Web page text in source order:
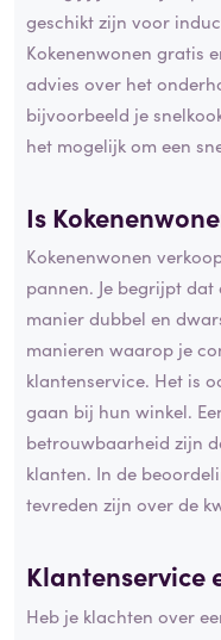
geschikt zijn voor
Kokenenwonen gratis
advies over het
bijvoorbeeld je
het mogelijk om een
Is
Kokenenwonen
pannen. Je begrijpt
manier dubbel en
manieren waarop je
klantenservice. Het is
gaan bij hun winkel.
betrouwbaarheid zijn
klanten. In de
tevreden zijn over de
Klantenservice
Heb je klachten over